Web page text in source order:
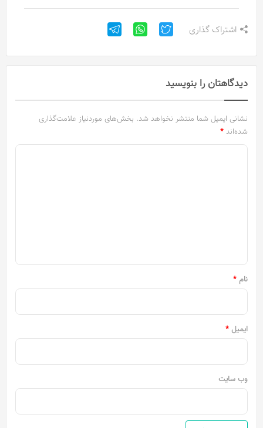
اشتراک گذاری
دیدگاهتان را بنویسید
نشانی ایمیل شما منتشر نخواهد شد. بخش‌های موردنیاز علامت‌گذاری
شده‌اند *
نام *
ایمیل *
وب‌ سایت